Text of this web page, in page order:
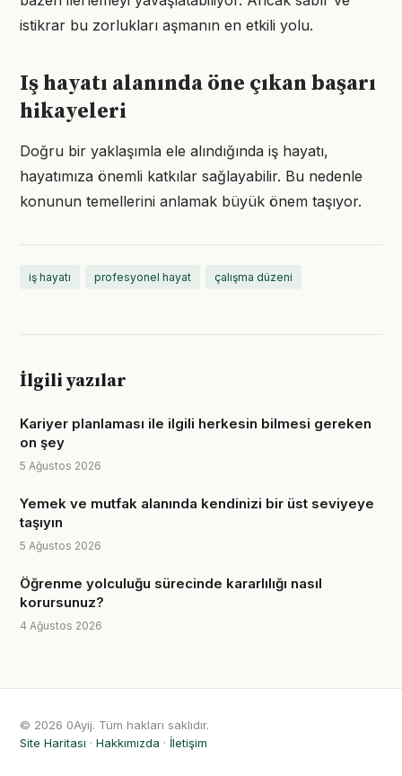
istikrar bu zorlukları aşmanın en etkili yolu.
Iş hayatı alanında öne çıkan başarı
hikayeleri
Doğru bir yaklaşımla ele alındığında iş hayatı,
hayatımıza önemli katkılar sağlayabilir. Bu nedenle
konunun temellerini anlamak büyük önem taşıyor.
iş hayatı profesyonel hayat çalışma düzeni
İlgili yazılar
Kariyer planlaması ile ilgili herkesin bilmesi gereken
on şey
5 Ağustos 2026
Yemek ve mutfak alanında kendinizi bir üst seviyeye
taşıyın
5 Ağustos 2026
Öğrenme yolculuğu sürecinde kararlılığı nasıl
korursunuz?
4 Ağustos 2026
© 2026 0Ayij. Tüm hakları saklıdır.
Site Haritası · Hakkımızda · İletişim